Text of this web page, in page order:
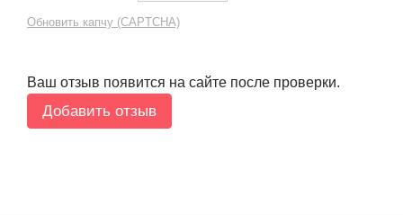
Обновить капчу (CAPTCHA)
Ваш отзыв появится на сайте после проверки.